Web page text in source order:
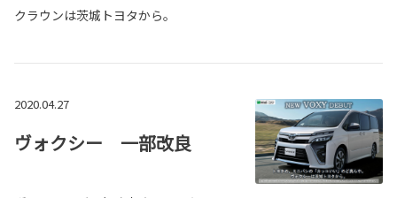
クラウンは茨城トヨタから。
2020.04.27
ヴォクシー 一部改良